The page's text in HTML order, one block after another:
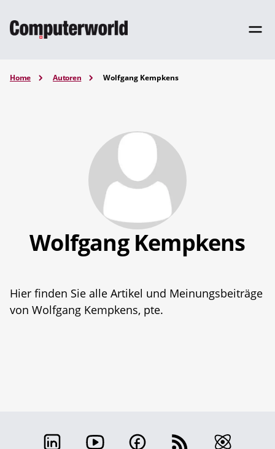
Home Autoren Wolfgang Kempkens
Wolfgang Kempkens
Hier finden Sie alle Artikel und Meinungsbeiträge
von Wolfgang Kempkens, pte.